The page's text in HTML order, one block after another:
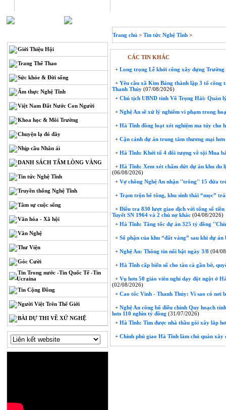
Giới Thiệu Hội
Trang Thể Thao
Sức khỏe & Đời sống
Ẩm thực Nghệ Tĩnh
Việt Nam Đất Nước Con Người
Khoa học & Môi Trường
Chuyện lạ đó đây
Nhịp cầu Nhân ái
DANH SÁCH TẤM LÒNG VÀNG
Tin tức Nghệ Tĩnh
Truyền thống Nghệ Tĩnh
Tâm sự cuộc sống
Văn hóa - Xã hội
Văn Nghệ
Thư Viện
Góc Cười
Tin Trong nước -Tin Quốc Tế -Tin
Ucraina
Tin Cộng Đồng
Người Việt Trên Thế Giới
BÀI DỰ THI VỀ XỨ NGHỆ
Trang chủ > Tin tức Nghệ Tĩnh >
CÁC TIN KHÁC
+ Long trọng Lễ khởi công xây dựng
+ Yêu cầu xã Kim Bảng thành lập 3 tổ công
Thanh Thủy (07/08/2026)
+ Chủ tịch UBND tỉnh Võ Trọng Hải: Quản
+ Nghệ An sẽ xử lý nghiêm vi phạm trong
+ Hà Tĩnh đồng loạt xét nghiệm ma túy cho
+ Cận cảnh dự án trung tâm thương mại
+ Hà Tĩnh: Khởi tố 4 đối tượng về tội Mua
+ Hà Tĩnh: Xem xét chấm dứt dự án khu du
(06/08/2026)
+ Vợ chồng Nghệ An nhận ''trông'' 15 đứa
+ Trạm trộn bê tông, khu sinh thái “mọc”
+ Điều tra 830 lượt giao dịch với tổng số
Tuyết SN 1964 và 2 chủ nợ khác (04/08/2026)
+ Hà Tĩnh: Tăng tốc dự án 325 tỷ đồng
+ Số phận của khu “đất vàng” sau khi dự
+ Nghệ An: Thông tin nổi bật ngày 3/8 (04/
+ Hà Tĩnh cấp biển số cho tàu cá gần bờ,
+ Vụ hơn 50 giáo viên nghỉ dạy đột ngột ở
(02/08/2026)
+ Cao tốc Vinh - Thanh Thủy: Vì sao có nơi
+ Nghệ An công bố điều chỉnh Quy hoạch
hơn 110 nghìn tỷ đồng (31/07/2026)
+ Hà Tĩnh: Tìm được nhà thầu gói xây lắp
+ Chính phủ giao Hà Tĩnh làm chủ quản xây